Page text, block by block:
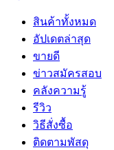
สินค้าทั้งหมด
อัปเดตล่าสุด
ขายดี
ข่าวสมัครสอบ
คลังความรู้
รีวิว
วิธีสั่งซื้อ
ติดตามพัสดุ